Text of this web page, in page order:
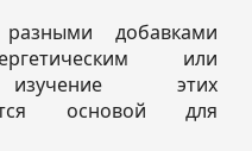
добавками
или
изучение этих
основой для